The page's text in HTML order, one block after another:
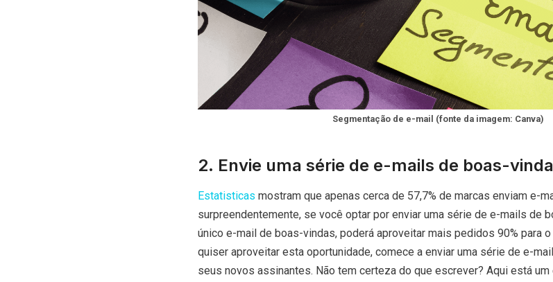
Segmentação de e-mail (fonte da imagem: Canva)
2. Envie uma série de e-mails de boas-
Estatisticas mostram que apenas cerca de 57,7% de marcas enviam e-
surpreendentemente, se você optar por enviar uma série de e-mails de
único e-mail de boas-vindas, poderá aproveitar mais pedidos 90% para
quiser aproveitar esta oportunidade, comece a enviar uma série de e-
seus novos assinantes. Não tem certeza do que escrever? Aqui está